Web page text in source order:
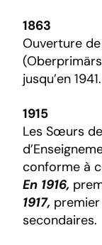
1863
Ouverture de
jusqu’en 1941.
1915
Les Sœurs
conforme à
En 1916,
1917,
secondaires.